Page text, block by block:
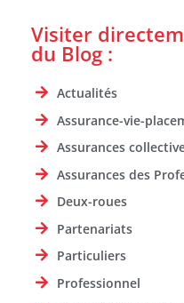
Visiter
du Blog :
Actualités
Assurance-vie-
Assurances
Assurances des
Deux-roues
Partenariats
Particuliers
Professionnel